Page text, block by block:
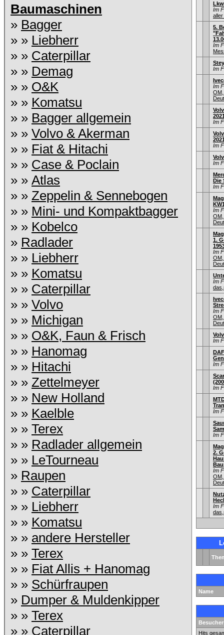
Baumaschinen
» Bagger
» » Liebherr
» » Caterpillar
» » Demag
» » O&K
» » Komatsu
» » Bagger allgemein
» » Volvo & Akerman
» » Fiat & Hitachi
» » Case & Poclain
» » Atlas
» » Zeppelin & Sennebogen
» » Mini- und Kompaktbagger
» » Kobelco
» Radlader
» » Liebherr
» » Komatsu
» » Caterpillar
» » Volvo
» » Michigan
» » O&K, Faun & Frisch
» » Hanomag
» » Hitachi
» » Zettelmeyer
» » New Holland
» » Kaelble
» » Terex
» » Radlader allgemein
» » LeTourneau
» Raupen
» » Caterpillar
» » Liebherr
» » Komatsu
» » andere Hersteller
» » Terex
» » Fiat Allis + Hanomag
» » Schürfraupen
» Dumper & Muldenkipper
» » Terex
» » Caterpillar
Im
aller
5.
Im
Im
Im
Im
Im
Im
Die
Im
Im
1.
Im
Im
Im
Im
Im
Im
Im
Im
2.
Im
Im
Name
Hits